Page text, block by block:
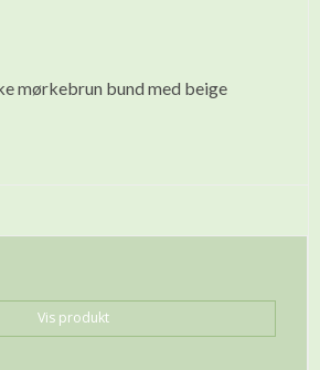
mørkebrun bund med beige
Vis produkt